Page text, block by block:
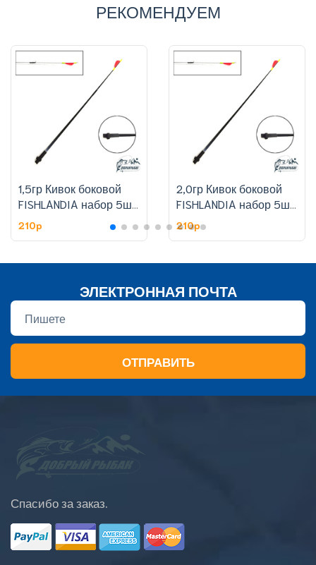
РЕКОМЕНДУЕМ
1,5гр Кивок боковой
FISHLANDIA набор 5шт,
цена за штуку
210p
2,0гр Кивок боковой
FISHLANDIA набор 5шт,
цена за штуку
210p
ЭЛЕКТРОННАЯ ПОЧТА
ОТПРАВИТЬ
Спасибо за заказ.